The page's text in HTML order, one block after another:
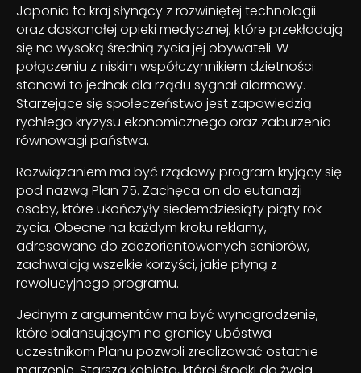
Japonia to kraj słynący z rozwiniętej technologii
oraz doskonałej opieki medycznej, które przekładają
się na wysoką średnią życia jej obywateli. W
połączeniu z niskim współczynnikiem dzietności
stanowi to jednak dla rządu sygnał alarmowy.
Starzejące się społeczeństwo jest zapowiedzią
rychłego kryzysu ekonomicznego oraz zaburzenia
równowagi państwa.
Rozwiązaniem ma być rządowy program kryjący się
pod nazwą Plan 75. Zachęca on do eutanazji
osoby, które ukończyły siedemdziesiąty piąty rok
życia. Obecne na każdym kroku reklamy,
adresowane do zdezorientowanych seniorów,
zachwalają wszelkie korzyści, jakie płyną z
rewolucyjnego programu.
Jednym z argumentów ma być wynagrodzenie,
które balansującym na granicy ubóstwa
uczestnikom Planu pozwoli zrealizować ostatnie